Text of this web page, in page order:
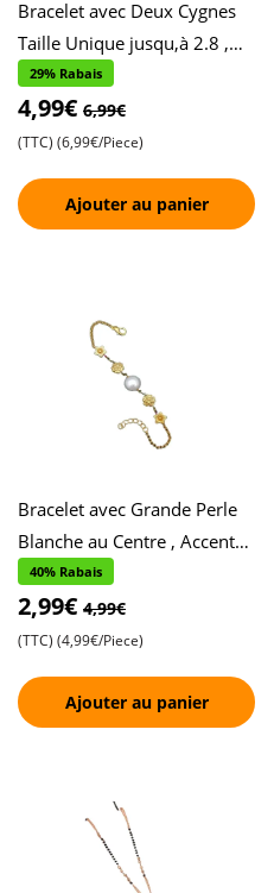
Bracelet avec Deux Cygnes
Taille Unique jusqu,à 2.8 ,
Accents de Cœur et de
Pierres , Design Élégant
29% Rabais
4,99€ 6,99€
(TTC) (6,99€/Piece)
Ajouter au panier
Bracelet avec Grande Perle
Blanche au Centre , Accents
Étoile et Fleur de Chaque
Côté , Design Éléga
40% Rabais
2,99€ 4,99€
(TTC) (4,99€/Piece)
Ajouter au panier